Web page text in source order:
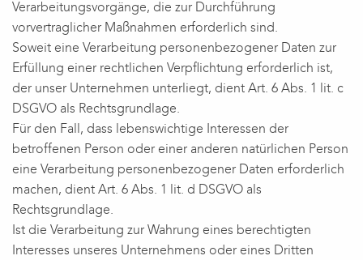
Verarbeitungsvorgänge, die zur Durchführung
vorvertraglicher Maßnahmen erforderlich sind.
Soweit eine Verarbeitung personenbezogener Daten zur
Erfüllung einer rechtlichen Verpflichtung erforderlich ist,
der unser Unternehmen unterliegt, dient Art. 6 Abs. 1 lit. c
DSGVO als Rechtsgrundlage.
Für den Fall, dass lebenswichtige Interessen der
betroffenen Person oder einer anderen natürlichen Person
eine Verarbeitung personenbezogener Daten erforderlich
machen, dient Art. 6 Abs. 1 lit. d DSGVO als
Rechtsgrundlage.
Ist die Verarbeitung zur Wahrung eines berechtigten
Interesses unseres Unternehmens oder eines Dritten